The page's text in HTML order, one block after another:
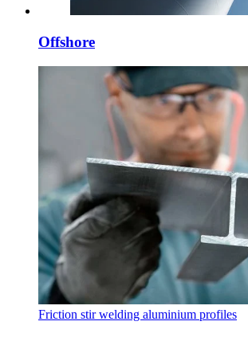
Offshore
Friction stir welding aluminium profiles